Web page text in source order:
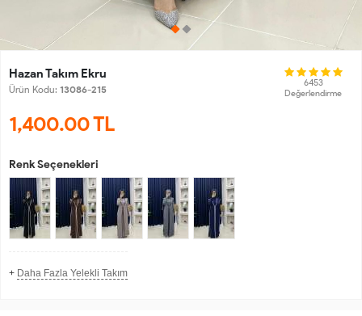
Hazan Takım Ekru
Ürün Kodu: 13086-215
6453
Değerlendirme
1,400.00TL
Renk Seçenekleri
+ Daha Fazla Yelekli Takım